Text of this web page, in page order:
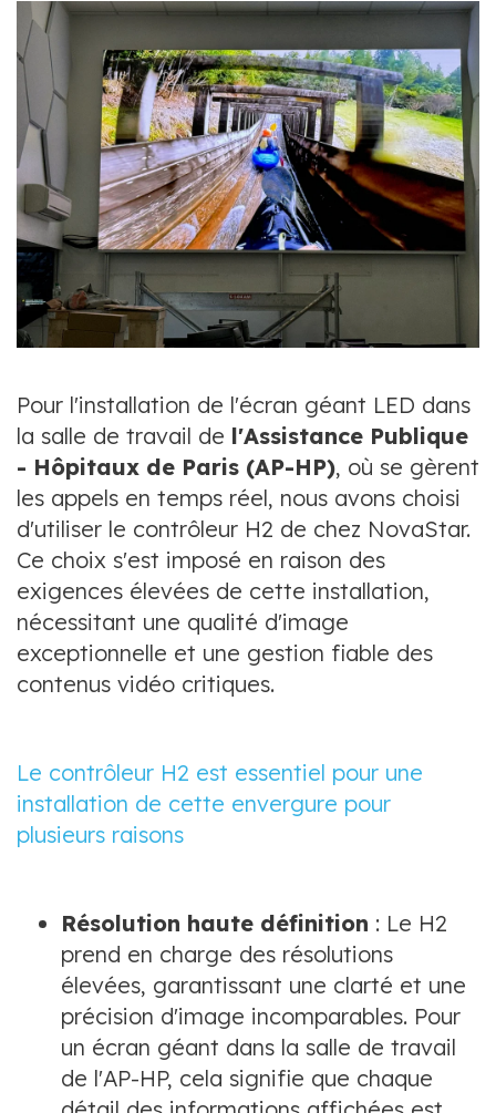
Pour l'installation de l'écran géant LED dans
la salle de travail de l'Assistance Publique
- Hôpitaux de Paris (AP-HP), où se gèrent
les appels en temps réel, nous avons choisi
d'utiliser le contrôleur H2 de chez NovaStar.
Ce choix s'est imposé en raison des
exigences élevées de cette installation,
nécessitant une qualité d'image
exceptionnelle et une gestion fiable des
contenus vidéo critiques.
Le contrôleur H2 est essentiel pour une
installation de cette envergure pour
plusieurs raisons
Résolution haute définition : Le H2
prend en charge des résolutions
élevées, garantissant une clarté et une
précision d'image incomparables. Pour
un écran géant dans la salle de travail
de l'AP-HP, cela signifie que chaque